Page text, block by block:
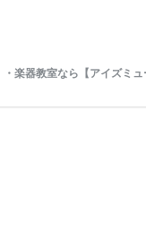
楽器教室なら【アイズミ